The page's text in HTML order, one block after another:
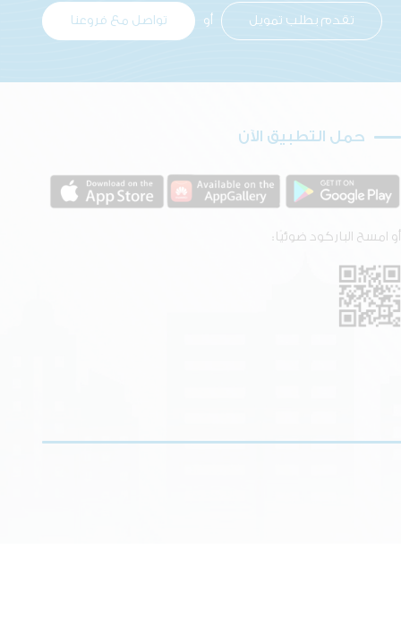
تقدم بطلب تمويل أو تواصل مع فروعنا
حمل التطبيق الآن
أو امسح الباركود ضوئيًا: